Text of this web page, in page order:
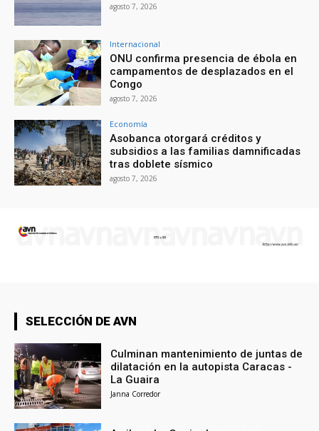
agosto 7, 2026
Internacional
ONU confirma presencia de ébola en
campamentos de desplazados en el
Congo
agosto 7, 2026
Economía
Asobanca otorgará créditos y
subsidios a las familias damnificadas
tras doblete sísmico
agosto 7, 2026
SELECCIÓN DE AVN
Culminan mantenimiento de juntas de
dilatación en la autopista Caracas -
La Guaira
Janna Corredor